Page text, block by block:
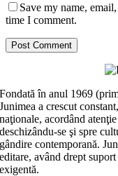
Save my name,
time I comment.
Fondată în anul 1969
Junimea a crescut
naţionale, acordând
deschizându-se şi spre
gândire contemporană.
editare, având drept
exigentă.